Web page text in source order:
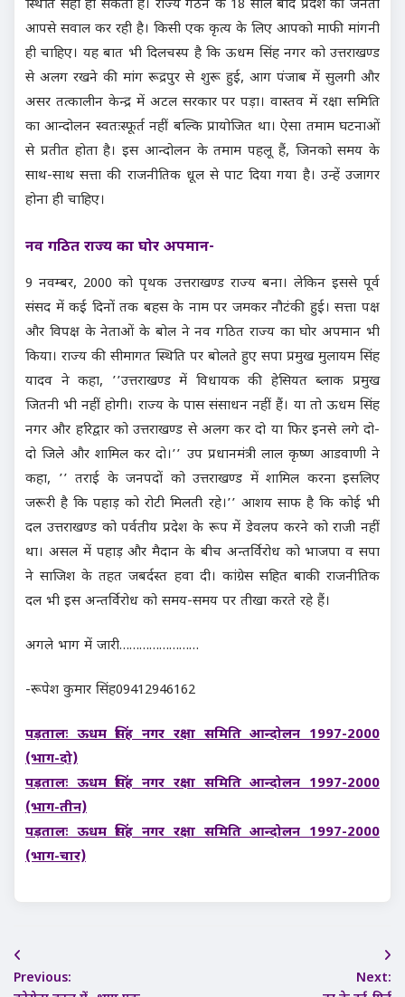
स्थिति सही हो सकती है। राज्य गठन के 18 साल बाद प्रदेश की जनता
आपसे सवाल कर रही है। किसी एक कृत्य के लिए आपको माफी मांगनी
ही चाहिए। यह बात भी दिलचस्प है कि ऊधम सिंह नगर को उत्तराखण्ड
से अलग रखने की मांग रूद्रपुर से शुरू हुई, आग पंजाब में सुलगी और
असर तत्कालीन केन्द्र में अटल सरकार पर पड़ा। वास्तव में रक्षा समिति
का आन्दोलन स्वतःस्फूर्त नहीं बल्कि प्रायोजित था। ऐसा तमाम घटनाओं
से प्रतीत होता है। इस आन्दोलन के तमाम पहलू हैं, जिनको समय के
साथ-साथ सत्ता की राजनीतिक धूल से पाट दिया गया है। उन्हें उजागर
होना ही चाहिए।
नव गठित राज्य का घोर अपमान-
9 नवम्बर, 2000 को पृथक उत्तराखण्ड राज्य बना। लेकिन इससे पूर्व
संसद में कई दिनों तक बहस के नाम पर जमकर नौटंकी हुई। सत्ता पक्ष
और विपक्ष के नेताओं के बोल ने नव गठित राज्य का घोर अपमान भी
किया। राज्य की सीमागत स्थिति पर बोलते हुए सपा प्रमुख मुलायम सिंह
यादव ने कहा, ’’उत्तराखण्ड में विधायक की हेसियत ब्लाक प्रमुख
जितनी भी नहीं होगी। राज्य के पास संसाधन नहीं हैं। या तो ऊधम सिंह
नगर और हरिद्वार को उत्तराखण्ड से अलग कर दो या फिर इनसे लगे दो-
दो जिले और शामिल कर दो।’’ उप प्रधानमंत्री लाल कृष्ण आडवाणी ने
कहा, ’’ तराई के जनपदों को उत्तराखण्ड में शामिल करना इसलिए
जरूरी है कि पहाड़ को रोटी मिलती रहे।’’ आशय साफ है कि कोई भी
दल उत्तराखण्ड को पर्वतीय प्रदेश के रूप में डेवलप करने को राजी नहीं
था। असल में पहाड़ और मैदान के बीच अन्तर्विरोध को भाजपा व सपा
ने साजिश के तहत जबर्दस्त हवा दी। कांग्रेस सहित बाकी राजनीतिक
दल भी इस अन्तर्विरोध को समय-समय पर तीखा करते रहे हैं।
अगले भाग में जारी……………………
-रूपेश कुमार सिंह09412946162
पड़तालः ऊधम सिंह नगर रक्षा समिति आन्दोलन 1997-2000
(भाग-दो)
पड़तालः ऊधम सिंह नगर रक्षा समिति आन्दोलन 1997-2000
(भाग-तीन)
पड़तालः ऊधम सिंह नगर रक्षा समिति आन्दोलन 1997-2000
(भाग-चार)
Post
navigation
Previous:
Next: